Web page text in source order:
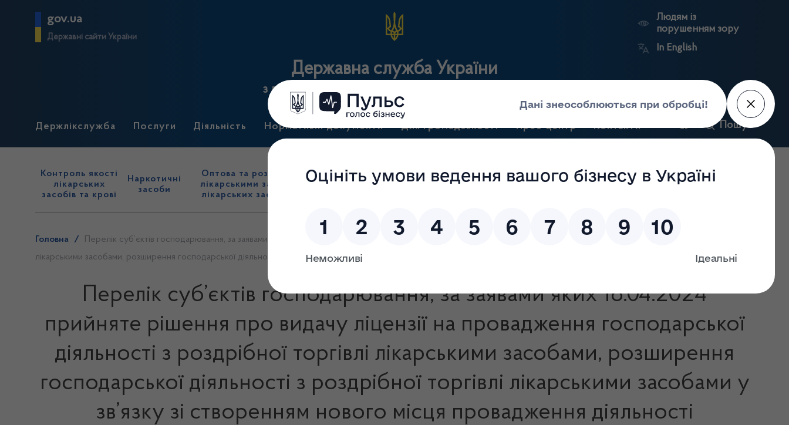
gov.ua
Державні сайти України
Державна служба України
з лікарських засобів та контролю за наркотиками
Людям із
порушенням зору
In English
Держлікслужба Послуги Діяльність Нормативні документи Для громадськості Прес-центр Контакти Пошук
Контроль якості
лікарських
засобів та крові
Наркотичні
засоби
Оптова та роздрібна торгівля
лікарськими засобами, імпорт
лікарських засобів (крім АФІ)
Державний
нагляд
виробництва лікарських
Ринковий
Державні
Антикорупційний
портал
Головна /
Перелік суб’єктів господарювання, за заявами яких 16.04.2024 прийняте рішення про видачу ліцензії на провадження господарської діяльності з роздрібної торгівлі
лікарськими засобами, розширення господарської діяльності з роздрібної торгівлі лікарськими засобами у зв’язку зі створенням нового місця провадження діяльності
Перелік суб’єктів господарювання, за заявами яких 16.04.2024
прийняте рішення про видачу ліцензії на провадження господарської
діяльності з роздрібної торгівлі лікарськими засобами, розширення
господарської діяльності з роздрібної торгівлі лікарськими засобами у
зв’язку зі створенням нового місця провадження діяльності